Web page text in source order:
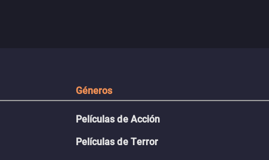
Géneros
Películas de Acción
Películas de Terror